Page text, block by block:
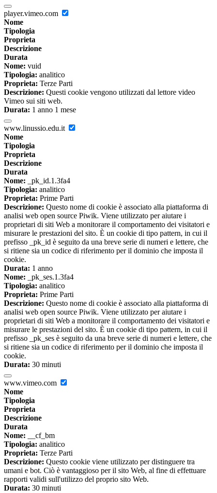
player.vimeo.com
Nome
Tipologia
Proprieta
Descrizione
Durata
Nome: vuid
Tipologia: analitico
Proprieta: Terze Parti
Descrizione: Questi cookie vengono utilizzati dal lettore video
Vimeo sui siti web.
Durata: 1 anno 1 mese
www.linussio.edu.it
Nome
Tipologia
Proprieta
Descrizione
Durata
Nome: _pk_id.1.3fa4
Tipologia: analitico
Proprieta: Prime Parti
Descrizione: Questo nome di cookie è associato alla piattaforma di
analisi web open source Piwik. Viene utilizzato per aiutare i
proprietari di siti Web a monitorare il comportamento dei visitatori e
misurare le prestazioni del sito. È un cookie di tipo pattern, in cui il
prefisso _pk_id è seguito da una breve serie di numeri e lettere, che
si ritiene sia un codice di riferimento per il dominio che imposta il
cookie.
Durata: 1 anno
Nome: _pk_ses.1.3fa4
Tipologia: analitico
Proprieta: Prime Parti
Descrizione: Questo nome di cookie è associato alla piattaforma di
analisi web open source Piwik. Viene utilizzato per aiutare i
proprietari di siti Web a monitorare il comportamento dei visitatori e
misurare le prestazioni del sito. È un cookie di tipo pattern, in cui il
prefisso _pk_ses è seguito da una breve serie di numeri e lettere, che
si ritiene sia un codice di riferimento per il dominio che imposta il
cookie.
Durata: 30 minuti
www.vimeo.com
Nome
Tipologia
Proprieta
Descrizione
Durata
Nome: __cf_bm
Tipologia: analitico
Proprieta: Terze Parti
Descrizione: Questo cookie viene utilizzato per distinguere tra
umani e bot. Ciò è vantaggioso per il sito Web, al fine di effettuare
rapporti validi sull'utilizzo del proprio sito Web.
Durata: 30 minuti